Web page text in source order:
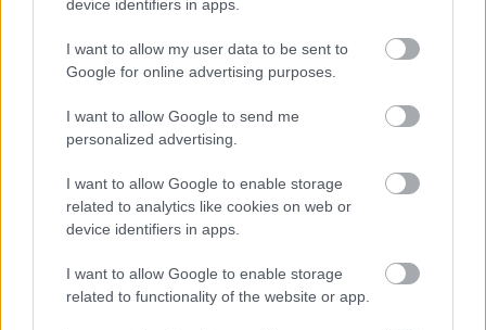
device identifiers in apps.
I want to allow my user data to be sent to
Google for online advertising purposes.
I want to allow Google to send me
personalized advertising.
I want to allow Google to enable storage
related to analytics like cookies on web or
device identifiers in apps.
I want to allow Google to enable storage
related to functionality of the website or app.
HÍRLEVÉL
E-mail cím
Feliratkozom a hírlevélre és elfogadom az
FELIRATKOZÁS